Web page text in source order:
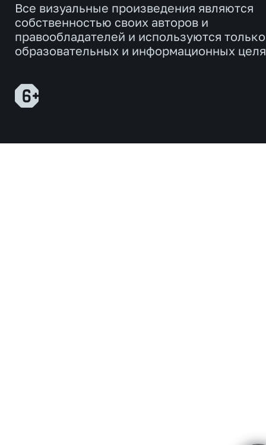
Все визуальные произведения являются
собственностью своих авторов и
правообладателей и используются
образовательных и информационных